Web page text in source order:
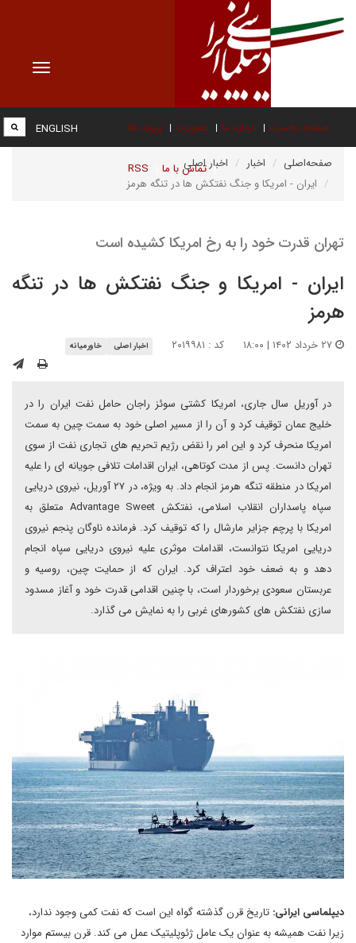
Toggle
صفحه نخست درباره ما عضویت پیوند ها
تماس با ما RSS
ENGLISH
صفحه‌اصلی اخبار
اخبار اصلی
ایران - امریکا و جنگ نفتکش ها در تنگه هرمز
تهران قدرت خود را به رخ امریکا کشیده است
ایران - امریکا و جنگ نفتکش ها در تنگه
هرمز
کد : ۲۰۱۹۹۸۱ اخبار اصلی خاورمیانه
در آوریل سال جاری، امریکا کشتی سوئز راجان حامل نفت ایران را در
خلیج عمان توقیف کرد و آن را از مسیر اصلی خود به سمت چین به سمت
امریکا منحرف کرد و این امر را نقض رژیم تحریم های تجاری نفت از سوی
تهران دانست. پس از مدت کوتاهی، ایران اقدامات تلافی جویانه ای را علیه
امریکا در منطقه تنگه هرمز انجام داد. به ویژه، در ۲۷ آوریل، نیروی دریایی
سپاه پاسداران انقلاب اسلامی، نفتکش Advantage Sweet متعلق به
امریکا با پرچم جزایر مارشال را که توقیف کرد. فرمانده ناوگان پنجم نیروی
دریایی امریکا نتوانست، اقدامات موثری علیه نیروی دریایی سپاه انجام
دهد و به ضعف خود اعتراف کرد. ایران که از حمایت چین، روسیه و
عربستان سعودی برخوردار است، با چنین اقدامی قدرت خود و آغاز مسدود
سازی نفتکش های کشورهای غربی را به نمایش می گذارد.
دیپلماسی ایرانی: تاریخ قرن گذشته گواه این است که نفت کمی وجود ندارد،
زیرا نفت همیشه به عنوان یک عامل ژئوپلیتیک عمل می کند. قرن بیستم موارد